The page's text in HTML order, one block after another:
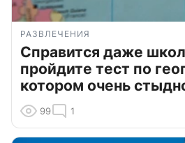
РАЗВЛЕЧЕНИЯ
Справится даже
пройдите тест по
котором очень
99 1